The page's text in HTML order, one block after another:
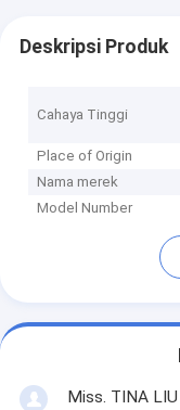
Deskripsi Produk
Cahaya Tinggi
Place of Origin
Nama merek
Model Number
Miss. TINA LIU